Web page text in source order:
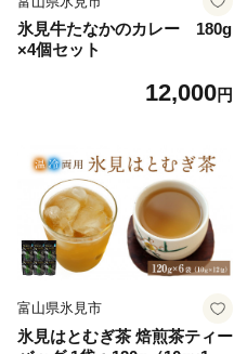
氷見牛たなかのカレー 180g
×4個セット
12,000円
富山県氷見市
氷見はとむぎ茶 焙煎茶ティー